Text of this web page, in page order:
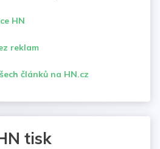
HN
reklam
článků na HN.cz
tisk